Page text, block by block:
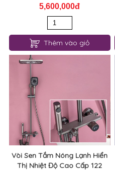
5,600,000đ
Thêm vào giỏ
Vòi Sen Tắm Nóng Lạnh Hiển
Thị Nhiệt Độ Cao Cấp 122